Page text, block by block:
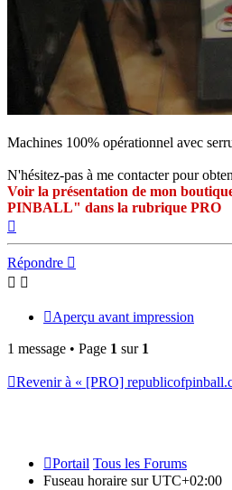
Machines 100% opérationnel avec
N'hésitez-pas à me contacter pour
Voir la présentation de mon
PINBALL" dans la rubrique PRO
Répondre
Aperçu avant impression
1 message • Page 1 sur 1
Revenir à « [PRO]
Portail Tous les Forums
Fuseau horaire surUTC+02:00